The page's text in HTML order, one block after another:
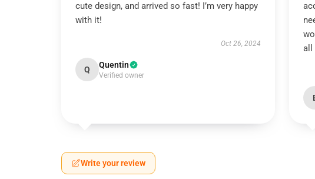
cute design, and arrived so fast! I’m very happy
with it!
Oct 26, 2024
Q Quentin
Verified owner
all
Write your review